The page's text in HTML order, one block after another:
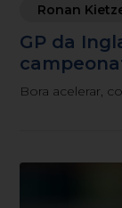
Ronan
GP da
Bora acelerar,